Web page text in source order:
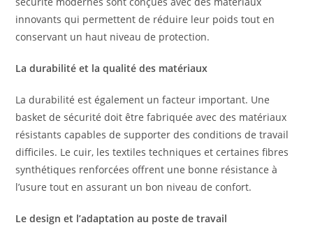
innovants qui permettent de réduire leur poids tout en
conservant un haut niveau de protection.
La durabilité et la qualité des matériaux
La durabilité est également un facteur important. Une
basket de sécurité doit être fabriquée avec des matériaux
résistants capables de supporter des conditions de travail
difficiles. Le cuir, les textiles techniques et certaines fibres
synthétiques renforcées offrent une bonne résistance à
l’usure tout en assurant un bon niveau de confort.
Le design et l’adaptation au poste de travail